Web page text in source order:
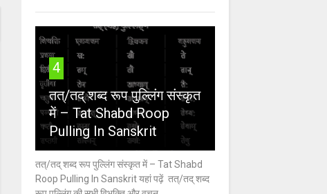
4
तत्/तद् शब्द रूप पुल्लिंग संस्कृत
में – Tat Shabd Roop
Pulling In Sanskrit
तत्/तद् शब्द रूप पुल्लिंग संस्कृत में – Tat Shabd
Roop Pulling In Sanskrit यहां पढ़ें तत्/तद् शब्द